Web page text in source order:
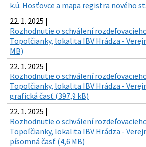
k.ú. Hosťovce a mapa registra nového
22. 1. 2025 |
Rozhodnutie o schválení
Topoľčianky, lokalita IBV Hrádza -
MB)
22. 1. 2025 |
Rozhodnutie o schválení
Topoľčianky, lokalita IBV Hrádza -
grafická časť (397,9 kB)
22. 1. 2025 |
Rozhodnutie o schválení
Topoľčianky, lokalita IBV Hrádza -
písomná časť (4,6 MB)